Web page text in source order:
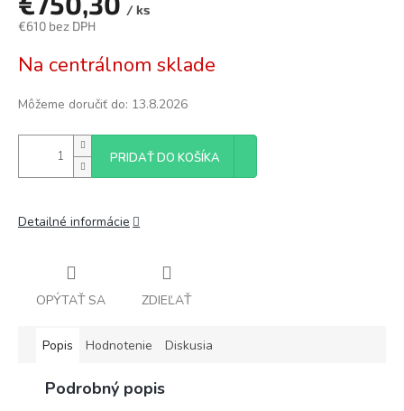
/ ks
€610 bez DPH
cena:
Na centrálnom sklade
Môžeme doručiť do: 13.8.2026
PRIDAŤ DO KOŠÍKA
Detailné informácie
OPÝTAŤ SA ZDIEĽAŤ
Popis Hodnotenie Diskusia
Podrobný popis